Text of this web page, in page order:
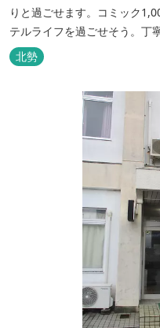
りと過ごせます。コミック
テルライフを過ごせそう。丁
北勢